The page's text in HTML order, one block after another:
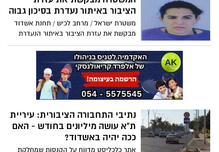
זה היה נגמר רע מאוד
הציבור באיתור נעדרת בסיכון גבוה
משטרת ישראל / מרחב לכיש / תחנת אשדוד
מבקשת את עזרת הציבור באיתור הנעדרת
יפית טנטלר שיצאה היום בשעות הצהריים
מהוסטל בעיר אשדוד ומאז נותק עמה הקשר
ואבדו עקבותיה
נתיבי התחבורה הציבורית: עיריית
ת"א עושה מיליונים בחודש - האם
ככה יהיה באשדוד?
אתר כלכליסט מדווח על הקנסות שמחלקת